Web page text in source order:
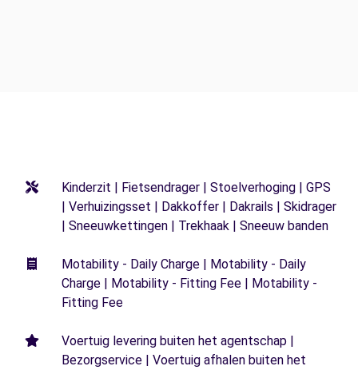
Kinderzit | Fietsendrager | Stoelverhoging | GPS
| Verhuizingsset | Dakkoffer | Dakrails | Skidrager
| Sneeuwkettingen | Trekhaak | Sneeuw banden
Motability - Daily Charge | Motability - Daily
Charge | Motability - Fitting Fee | Motability -
Fitting Fee
Voertuig levering buiten het agentschap |
Bezorgservice | Voertuig afhalen buiten het